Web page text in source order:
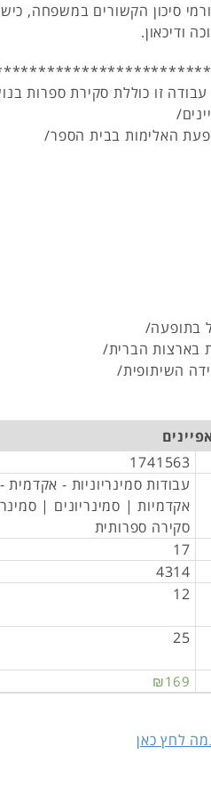
סיכון הקשורים במשפחה,
ודיכאון.
זו כוללת סקירת ספרות
האלימות בבית הספר/
בתופעה/
בארצות הברית/
השיתופית/
1741563
עבודות סמינריוניות -
אקדמיות | סמינריונים |
סקירה ספרותית
17
4314
12
25
₪169
לחץ כאן